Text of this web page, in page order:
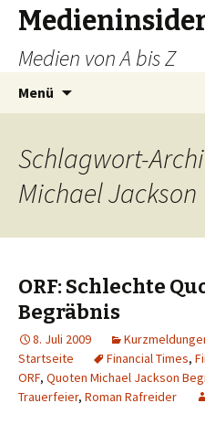
Medien von A bis Z
Menü
Schlagwort-
Michael
ORF: Schlechte
Begräbnis
8. Juli 2009
Startseite
Financial Times,
ORF, Quoten Michael Jackson
Trauerfeier, Roman Rafreider